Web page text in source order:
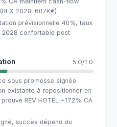
2028: 607K€)
prévisionnelle 40%, taux
confortable post-
5.0/10
sous promesse signée
existante à repositionner en
REV HOTEL +172% CA
succès dépend du